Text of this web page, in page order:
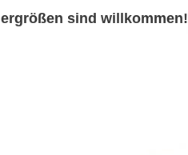
sind willkommen!